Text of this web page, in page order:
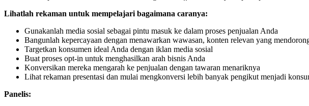
Lihatlah rekaman untuk mempelajari bagaimana caranya:
Gunakanlah media sosial sebagai pintu masuk ke dalam proses penjualan Anda
Bangunlah kepercayaan dengan menawarkan wawasan, konten relevan yang
Targetkan konsumen ideal Anda dengan iklan media sosial
Buat proses opt-in untuk menghasilkan arah bisnis Anda
Konversikan mereka mengarah ke penjualan dengan tawaran menariknya
Lihat rekaman presentasi dan mulai mengkonversi lebih banyak pengikut menjadi
Panelis: